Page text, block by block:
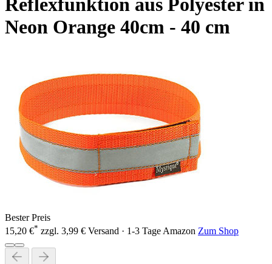
Reflexfunktion aus Polyester in
Neon Orange 40cm - 40 cm
Bester Preis
15,20 €* zzgl. 3,99 € Versand · 1-3 Tage Amazon Zum Shop